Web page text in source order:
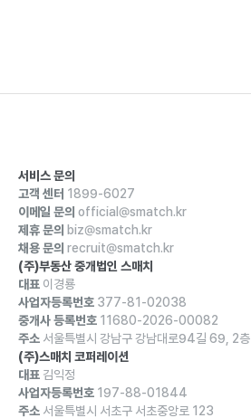
서비스 문의
고객 센터 1899-6027
이메일 문의 official@smatch.kr
제휴 문의 biz@smatch.kr
채용 문의 recruit@smatch.kr
(주)부동산 중개법인 스매치
대표 이경룡
사업자등록번호 377-81-02038
중개사 등록번호 11680-2026-00082
주소 서울특별시 강남구 강남대로94길 69, 2층
(주)스매치 코퍼레이션
대표 김익정
사업자등록번호 197-88-01844
주소 서울특별시 서초구 서초중앙로 123